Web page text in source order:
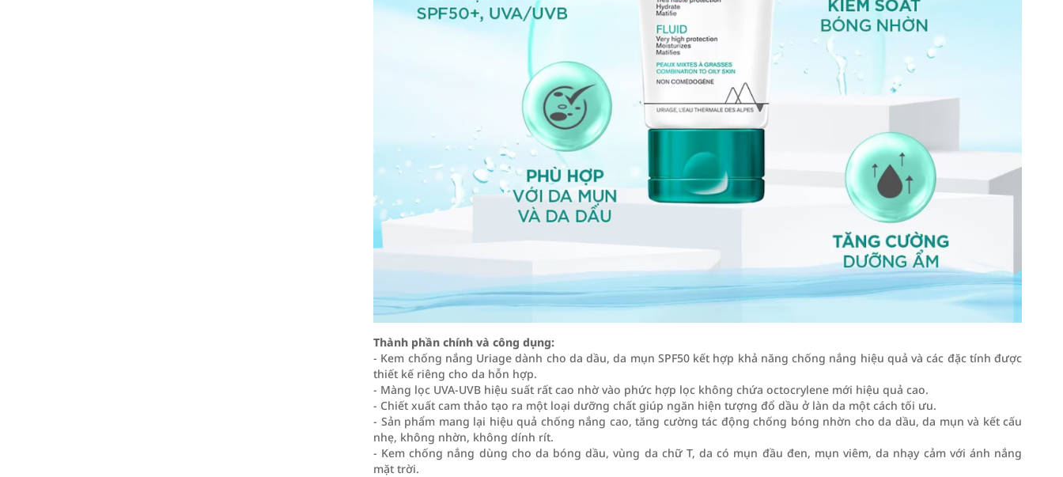
Thành phần chính và công dụng:
- Kem chống nắng Uriage dành cho da dầu, da mụn SPF50 kết hợp khả năng chống nắng hiệu quả và các đặc tính được
thiết kế riêng cho da hỗn hợp.
- Màng lọc UVA-UVB hiệu suất rất cao nhờ vào phức hợp lọc không chứa octocrylene mới hiệu quả cao.
- Chiết xuất cam thảo tạo ra một loại dưỡng chất giúp ngăn hiện tượng đổ dầu ở làn da một cách tối ưu.
- Sản phẩm mang lại hiệu quả chống nắng cao, tăng cường tác động chống bóng nhờn cho da dầu, da mụn và kết cấu
nhẹ, không nhờn, không dính rít.
- Kem chống nắng dùng cho da bóng dầu, vùng da chữ T, da có mụn đầu đen, mụn viêm, da nhạy cảm với ánh nắng
mặt trời.